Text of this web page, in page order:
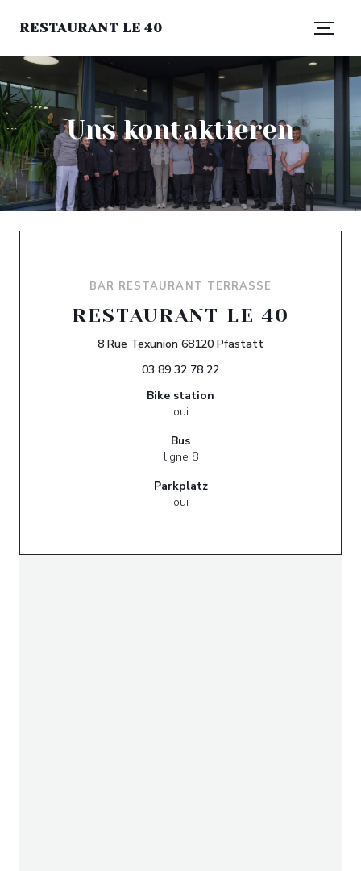
RESTAURANT LE 40
Uns kontaktieren
BAR RESTAURANT TERRASSE
RESTAURANT LE 40
8 Rue Texunion 68120 Pfastatt((öffnet ein neues
03 89 32 78 22
Bike station
oui
Bus
ligne 8
Parkplatz
oui